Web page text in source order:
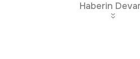
Haberin